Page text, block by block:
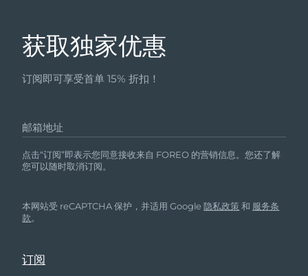
获取独家优惠
订阅即可享受首单 15% 折扣！
邮箱地址
点击“订阅”即表示您同意接收来自 FOREO 的营销信息。您还了解
您可以随时取消订阅。
本网站受 reCAPTCHA 保护，并适用 Google隐私政策 和 服务条
款。